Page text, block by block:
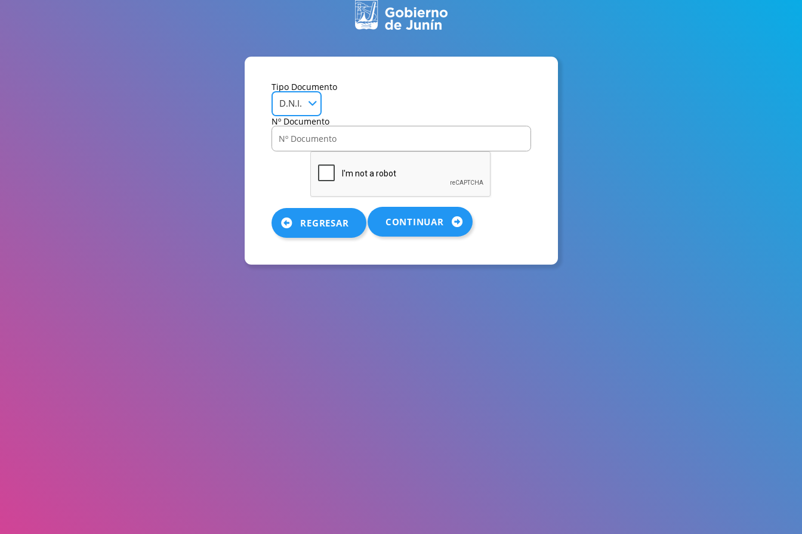
Tipo Documento
D.N.I.
Nº Documento
REGRESAR CONTINUAR